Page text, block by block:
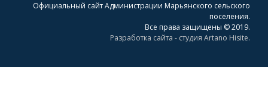
Официальный сайт Администрации Марьянского сельского
поселения.
Все права защищены © 2019.
Разработка сайта - студия Artano Hisite.